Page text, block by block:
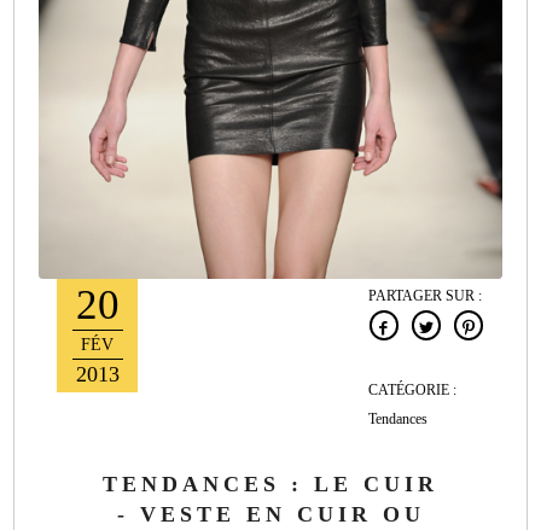
20
FÉV
2013
PARTAGER SUR :
CATÉGORIE :
Tendances
TENDANCES : LE CUIR
- VESTE EN CUIR OU